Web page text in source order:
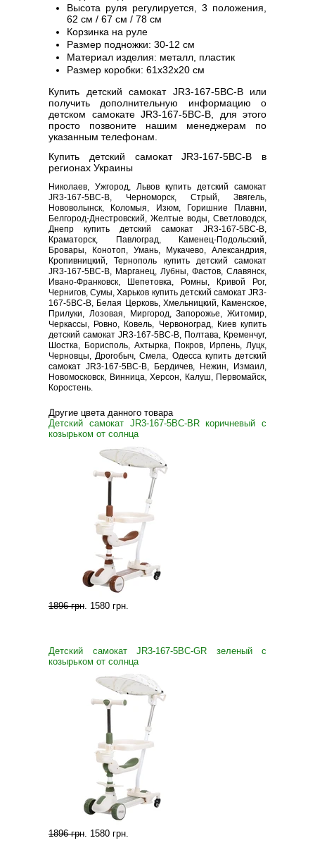
Высота руля регулируется, 3 положения,
62 см / 67 см / 78 см
Корзинка на руле
Размер подножки: 30-12 см
Материал изделия: металл, пластик
Размер коробки: 61х32х20 см
Купить детский самокат JR3-167-5BC-B или
получить дополнительную информацию о
детском самокате JR3-167-5BC-B, для этого
просто позвоните нашим менеджерам по
указанным телефонам.
Купить детский самокат JR3-167-5BC-B в
регионах Украины
Николаев, Ужгород, Львов купить детский самокат
JR3-167-5BC-B, Черноморск, Стрый, Звягель,
Нововолынск, Коломыя, Изюм, Горишние Плавни,
Белгород-Днестровский, Желтые воды, Светловодск,
Днепр купить детский самокат JR3-167-5BC-B,
Краматорск, Павлоград, Каменец-Подольский,
Бровары, Конотоп, Умань, Мукачево, Александрия,
Кропивницкий, Тернополь купить детский самокат
JR3-167-5BC-B, Марганец, Лубны, Фастов, Славянск,
Ивано-Франковск, Шепетовка, Ромны, Кривой Рог,
Чернигов, Сумы, Харьков купить детский самокат JR3-
167-5BC-B, Белая Церковь, Хмельницкий, Каменское,
Прилуки, Лозовая, Миргород, Запорожье, Житомир,
Черкассы, Ровно, Ковель, Червоноград, Киев купить
детский самокат JR3-167-5BC-B, Полтава, Кременчуг,
Шостка, Борисполь, Ахтырка, Покров, Ирпень, Луцк,
Черновцы, Дрогобыч, Смела, Одесса купить детский
самокат JR3-167-5BC-B, Бердичев, Нежин, Измаил,
Новомосковск, Винница, Херсон, Калуш, Первомайск,
Коростень.
Другие цвета данного товара
Детский самокат JR3-167-5BC-BR коричневый с
козырьком от солнца
1896 грн. 1580 грн.
Детский самокат JR3-167-5BC-GR зеленый с
козырьком от солнца
1896 грн. 1580 грн.